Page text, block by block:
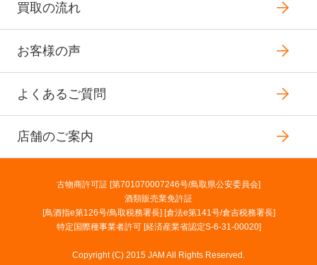
買取の流れ
お客様の声
よくあるご質問
店舗のご案内
古物商許可証 [第701070007246号/鳥取県公安委員会]
酒類販売業免許証
[鳥酒指e第126号/鳥取税務署長] [倉法e第141号/倉吉税務署長]
特定国際種事業者許可 [経済産業省認定S-6-31-00020]
Copyright (C) 2015 JAM All Rights Reserved.